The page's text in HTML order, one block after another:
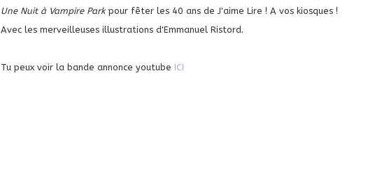
Une Nuit à Vampire Parkpour fêter les 40 ans de J'aime Lire ! A vos kiosques !
Avec les merveilleuses illustrations d'Emmanuel Ristord.
Tu peux voir la bande annonce youtube ICI